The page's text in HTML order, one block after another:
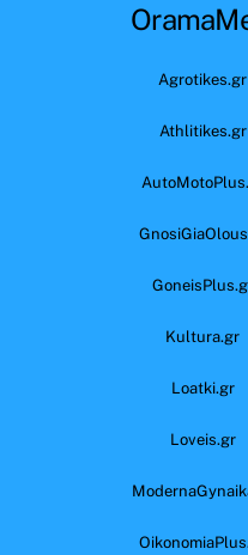
Agrotikes.gr
Athlitikes.gr
Kultura.gr
Loatki.gr
Loveis.gr